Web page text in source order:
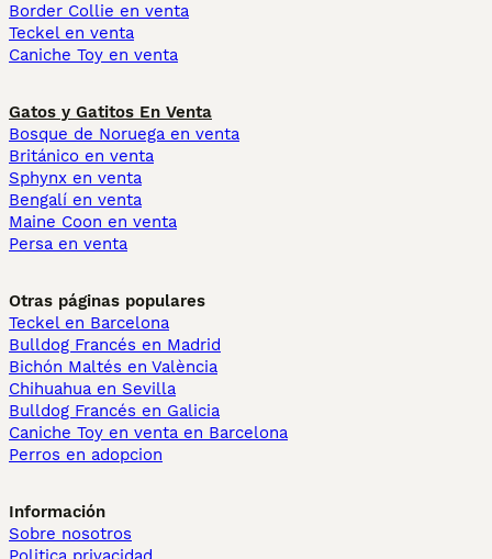
Border Collie en venta
Teckel en venta
Caniche Toy en venta
Gatos y Gatitos En Venta
Bosque de Noruega en venta
Británico en venta
Sphynx en venta
Bengalí en venta
Maine Coon en venta
Persa en venta
Otras páginas populares
Teckel en Barcelona
Bulldog Francés en Madrid
Bichón Maltés en València
Chihuahua en Sevilla
Bulldog Francés en Galicia
Caniche Toy en venta en Barcelona
Perros en adopcion
Información
Sobre nosotros